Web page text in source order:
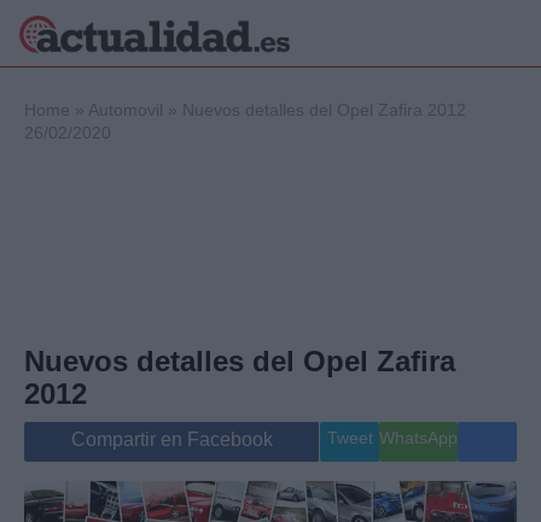
Internacional
Viajes
Salud y Bienestar
Gente
Musica
Home » Automovil » Nuevos detalles del Opel Zafira 2012
26/02/2020
Nuevos detalles del Opel Zafira
2012
Compartir en Facebook Tweet WhatsApp